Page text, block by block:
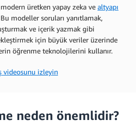
üretken yapay zeka ve altyapı
modeller soruları yanıtlamak,
ve içerik yazmak gibi
için büyük veriler üzerinde
öğrenme teknolojilerini kullanır.
videosunu izleyin
neden önemlidir?